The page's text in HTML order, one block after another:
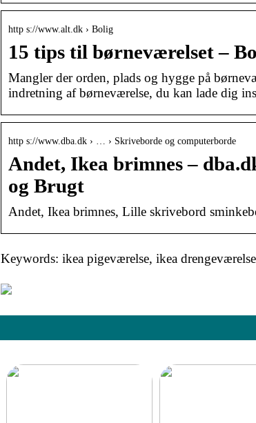
http s://www.alt.dk › Bolig
15 tips til børneværelset –
Mangler der orden, plads og hygge på
indretning af børneværelse, du kan lade dig
http s://www.dba.dk › … › Skriveborde og computerborde
Andet, Ikea brimnes –
og Brugt
Andet, Ikea brimnes, Lille skrivebord
Keywords: ikea pigeværelse, ikea drengeværelse